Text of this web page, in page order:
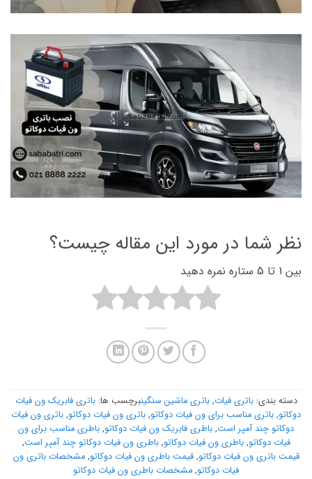
نظر شما در مورد این مقاله چیست؟
بین 1 تا 5 ستاره نمره دهید
دسته بندی:باتری فیات,باتری ماشین سنگینبرچسب ها:باتری فابریک ون فیات
دوکاتو, باتری مناسب برای ون فیات دوکاتو, باتری ون فیات دوکاتو, باتری ون فیات
دوکاتو چند آمپر است, باطری فابریک ون فیات دوکاتو, باطری مناسب برای ون
فیات دوکاتو,باطری ون فیات دوکاتو,باطری ون فیات دوکاتو چند آمپر است,
قیمت باتری ون فیات دوکاتو,قیمت باطری ون فیات دوکاتو,مشخصات باتری ون
فیات دوکاتو, مشخصات باطری ون فیات دوکاتو